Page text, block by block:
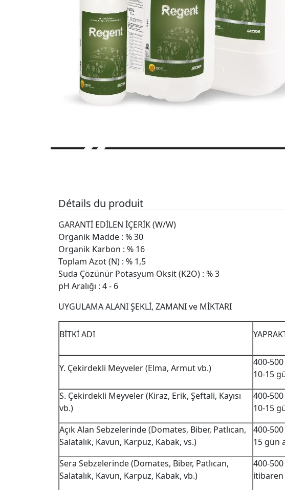
Détails du produit
GARANTİ EDİLEN İÇERİK (W/W)
Organik Madde : % 30
Organik Karbon : % 16
Toplam Azot (N) : % 1,5
Suda Çözünür Potasyum Oksit (K2O) : % 3
pH Aralığı : 4 - 6
UYGULAMA ALANI ŞEKLİ, ZAMANI ve MİKTARI
BİTKİ ADI
Y. Çekirdekli Meyveler (Elma, Armut vb.)
400-
10-15
S. Çekirdekli Meyveler (Kiraz, Erik, Şeftali, Kayısı
vb.)
400-
10-15
Açık Alan Sebzelerinde (Domates, Biber, Patlıcan,
Salatalık, Kavun, Karpuz, Kabak, vs.)
400-
15 gün
Sera Sebzelerinde (Domates, Biber, Patlıcan,
Salatalık, Kavun, Karpuz, Kabak, vb.)
400-
itibaren